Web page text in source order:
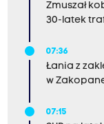
Zmuszał
30-latek
07:36
Łania z
w
07:15